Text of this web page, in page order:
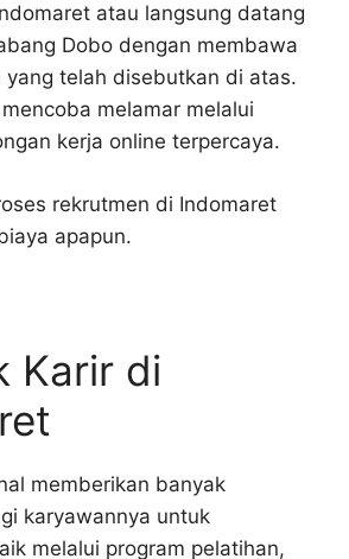
atau langsung datang
Dobo dengan membawa
yang telah disebutkan di atas.
melamar melalui
kerja online terpercaya.
rekrutmen di Indomaret
apapun.
Karir di
memberikan banyak
karyawannya untuk
melalui program pelatihan,